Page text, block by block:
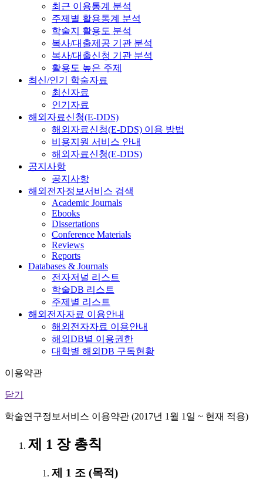
최근 이용통계 분석
주제별 활용통계 분석
학술지 활용도 분석
복사/대출제공 기관 분석
복사/대출신청 기관 분석
활용도 높은 주제
최신/인기 학술자료
최신자료
인기자료
해외자료신청(E-DDS)
해외자료신청(E-DDS) 이용 방법
비용지원 서비스 안내
해외자료신청(E-DDS)
공지사항
공지사항
해외전자정보서비스 검색
Academic Journals
Ebooks
Dissertations
Conference Materials
Reviews
Reports
Databases & Journals
전자저널 리스트
학술DB 리스트
주제별 리스트
해외전자자료 이용안내
해외전자자료 이용안내
해외DB별 이용권한
대학별 해외DB 구독현황
이용약관
닫기
학술연구정보서비스 이용약관 (2017년 1월 1일 ~ 현재 적용)
제 1 장 총칙
제 1 조 (목적)